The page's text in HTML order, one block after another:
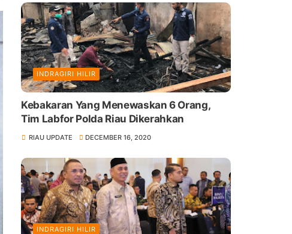
INDRAGIRI HILIR
Kebakaran Yang Menewaskan 6 Orang,
Tim Labfor Polda Riau Dikerahkan
RIAU UPDATE DECEMBER 16, 2020
INDRAGIRI HILIR